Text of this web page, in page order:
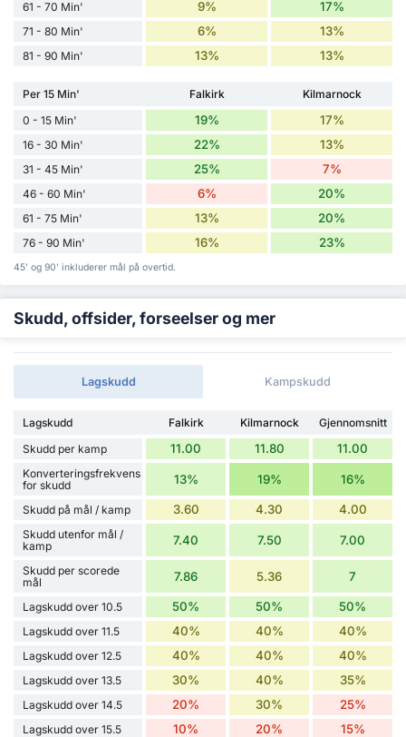
61 - 70 Min' 9% 17%
71 - 80 Min' 6% 13%
81 - 90 Min' 13% 13%
Per 15 Min' Falkirk
Kilmarnock
0 - 15 Min'
19% 17%
16 - 30 Min' 22% 13%
31 - 45 Min' 25% 7%
46 - 60 Min' 6% 20%
61 - 75 Min' 13% 20%
76 - 90 Min' 16% 23%
45' og 90' inkluderer mål på overtid.
Skudd, offsider, forseelser og mer
Lagskudd Kampskudd
Lagskudd Falkirk Kilmarnock
Gjennomsnitt
Skudd per kamp
11.00 11.80 11.00
Konverteringsfrekvens
for skudd
13% 19% 16%
Skudd på mål / kamp 3.60 4.30 4.00
Skudd utenfor mål /
kamp
7.40 7.50 7.00
Skudd per scorede
mål
7.86 5.36 7
Lagskudd over 10.5 50% 50% 50%
Lagskudd over 11.5 40% 40% 40%
Lagskudd over 12.5 40% 40% 40%
Lagskudd over 13.5 30% 40% 35%
Lagskudd over 14.5 20% 30% 25%
Lagskudd over 15.5 10% 20% 15%